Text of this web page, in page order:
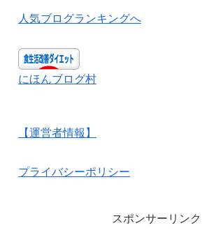
人気ブログランキングへ
にほんブログ村
【運営者情報】
プライバシーポリシー
スポンサーリンク